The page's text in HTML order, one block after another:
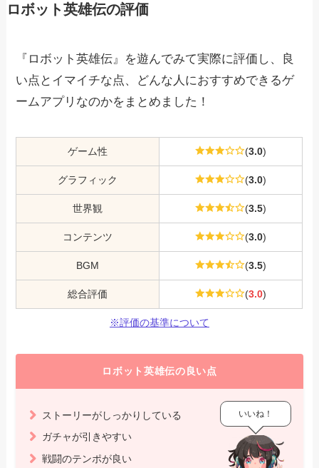
ロボット英雄伝の評価
『ロボット英雄伝』を遊んでみて実際に評価し、良
い点とイマイチな点、どんな人におすすめできるゲ
ームアプリなのかをまとめました！
ゲーム性 (3.0)
グラフィック (3.0)
世界観 (3.5)
コンテンツ (3.0)
BGM (3.5)
総合評価 (3.0)
※評価の基準について
ロボット英雄伝の良い点
ストーリーがしっかりしている
ガチャが引きやすい
戦闘のテンポが良い
いいね！